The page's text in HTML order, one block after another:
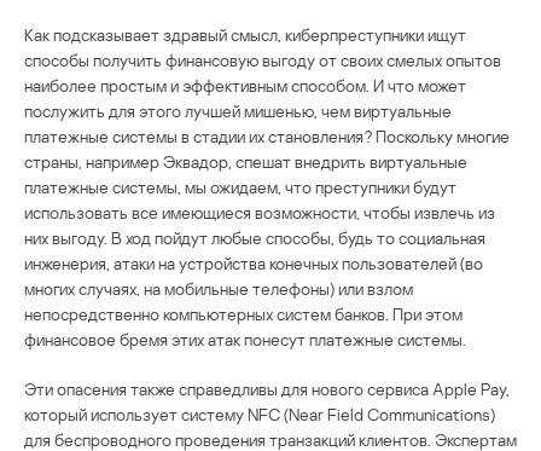
Как подсказывает здравый смысл, киберпреступники ищут
способы получить финансовую выгоду от своих смелых опытов
наиболее простым и эффективным способом. И что может
послужить для этого лучшей мишенью, чем виртуальные
платежные системы в стадии их становления? Поскольку многие
страны, например Эквадор, спешат внедрить виртуальные
платежные системы, мы ожидаем, что преступники будут
использовать все имеющиеся возможности, чтобы извлечь из
них выгоду. В ход пойдут любые способы, будь то социальная
инженерия, атаки на устройства конечных пользователей (во
многих случаях, на мобильные телефоны) или взлом
непосредственно компьютерных систем банков. При этом
финансовое бремя этих атак понесут платежные системы.
Эти опасения также справедливы для нового сервиса Apple Pay,
который использует систему NFC (Near Field Communications)
для беспроводного проведения транзакций клиентов. Экспертам